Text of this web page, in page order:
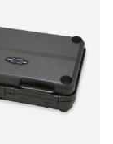
käytetään usein
pusseille
pienempää